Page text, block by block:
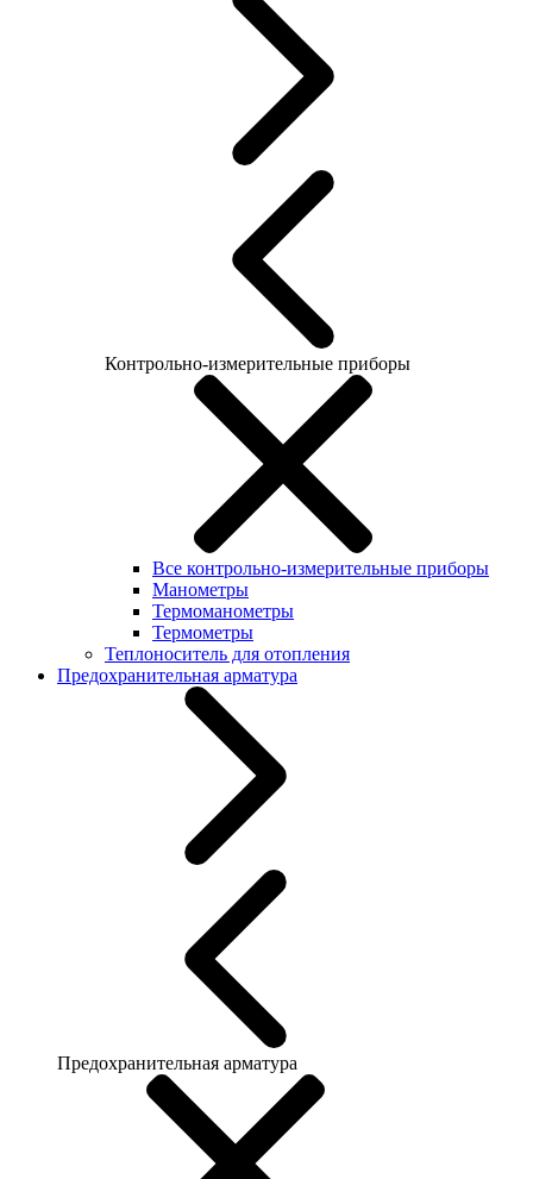
Контрольно-измерительные приборы
Все контрольно-измерительные приборы
Манометры
Термоманометры
Термометры
Теплоноситель для отопления
Предохранительная арматура
Предохранительная арматура